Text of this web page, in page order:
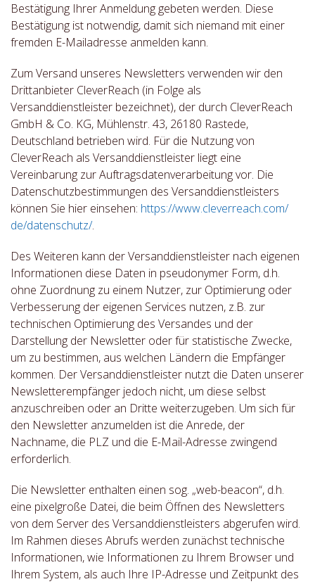
Bestätigung Ihrer Anmeldung gebeten werden. Diese
Bestätigung ist notwendig, damit sich niemand mit einer
fremden E-Mailadresse anmelden kann.
Zum Versand unseres Newsletters verwenden wir den
Drittanbieter CleverReach (in Folge als
Versanddienstleister bezeichnet), der durch CleverReach
GmbH & Co. KG, Mühlenstr. 43, 26180 Rastede,
Deutschland betrieben wird. Für die Nutzung von
CleverReach als Versanddienstleister liegt eine
Vereinbarung zur Auftragsdatenverarbeitung vor. Die
Datenschutzbestimmungen des Versanddienstleisters
können Sie hier einsehen: https://www.cleverreach.com/
de/datenschutz/.
Des Weiteren kann der Versanddienstleister nach eigenen
Informationen diese Daten in pseudonymer Form, d.h.
ohne Zuordnung zu einem Nutzer, zur Optimierung oder
Verbesserung der eigenen Services nutzen, z.B. zur
technischen Optimierung des Versandes und der
Darstellung der Newsletter oder für statistische Zwecke,
um zu bestimmen, aus welchen Ländern die Empfänger
kommen. Der Versanddienstleister nutzt die Daten unserer
Newsletterempfänger jedoch nicht, um diese selbst
anzuschreiben oder an Dritte weiterzugeben. Um sich für
den Newsletter anzumelden ist die Anrede, der
Nachname, die PLZ und die E-Mail-Adresse zwingend
erforderlich.
Die Newsletter enthalten einen sog. „web-beacon“, d.h.
eine pixelgroße Datei, die beim Öffnen des Newsletters
von dem Server des Versanddienstleisters abgerufen wird.
Im Rahmen dieses Abrufs werden zunächst technische
Informationen, wie Informationen zu Ihrem Browser und
Ihrem System, als auch Ihre IP-Adresse und Zeitpunkt des